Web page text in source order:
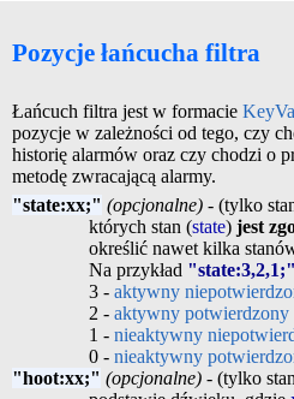
Pozycje łańcucha filtra
Łańcuch filtra jest w formacie
pozycje w zależności od tego, czy
historię alarmów oraz czy chodzi o
metodę zwracającą alarmy.
"state:xx;" (opcjonalne) - (tylko
których stan (state) jest
określić nawet kilka
Na przykład "state:3,2,1;"
3 - aktywny
2 - aktywny potwierdzony
1 - nieaktywny
0 - nieaktywny
"hoot:xx;" (opcjonalne) - (tylko